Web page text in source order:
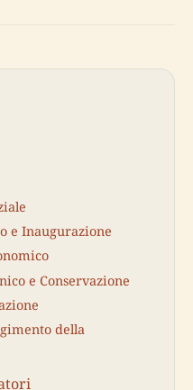
e Inaugurazione
e Conservazione
della